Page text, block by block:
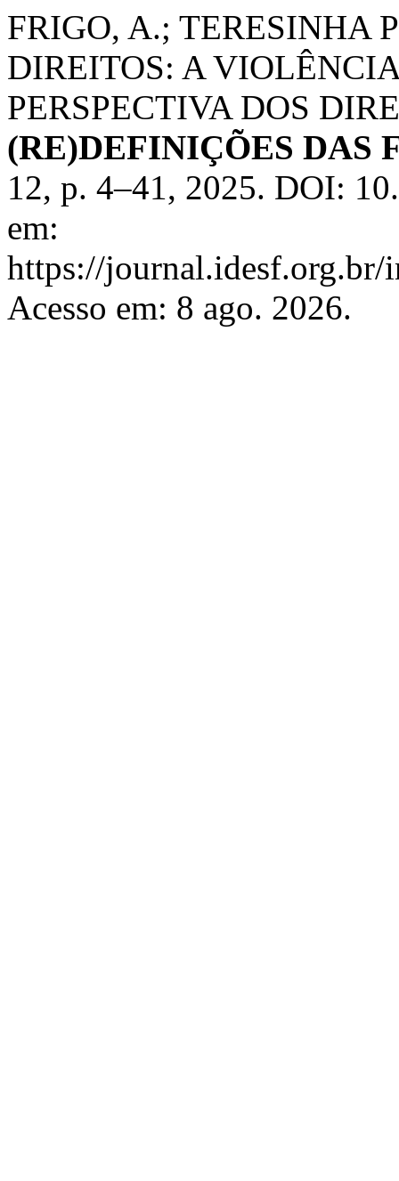
FRIGO, A.; TERESINHA
DIREITOS: A
PERSPECTIVA DOS
(RE)DEFINIÇÕES DAS
12, p. 4–41, 2025. DOI:
em:
https://
Acesso em: 8 ago. 2026.